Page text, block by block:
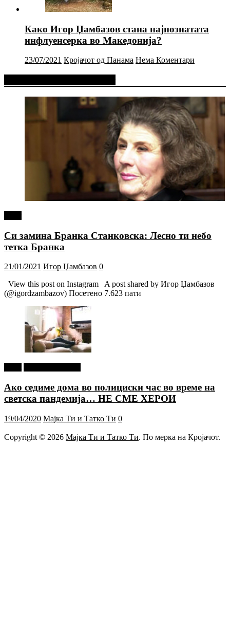
Како Игор Џамбазов стана најпознатата
инфлуенсерка во Македонија?
23/07/2021 Кројачот од Панама Нема Коментари
Си замина Бранка Станковска: Лесно ти небо
тетка Бранка
21/01/2021 Игор Џамбазов 0
View this post on Instagram A post shared by Игор Џамбазов
(@igordzambazov) Посетено 7.623 пати
Ако седиме дома во полициски час во време на
светска пандемија… НЕ СМЕ ХЕРОИ
19/04/2020 Мајка Ти и Татко Ти 0
Copyright © 2026 Мајка Ти и Татко Ти. По мерка на Кројачот.